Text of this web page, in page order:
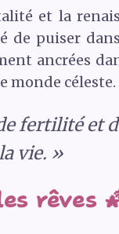
et la
puiser
ancrées
monde céleste.
fertilité et
vie. »
rêves